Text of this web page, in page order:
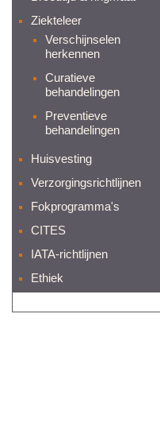
Ziekteleer
Verschijnselen
herkennen
Curatieve
behandelingen
Preventieve
behandelingen
Huisvesting
Verzorgingsrichtlijnen
Fokprogramma's
CITES
IATA-richtlijnen
Ethiek